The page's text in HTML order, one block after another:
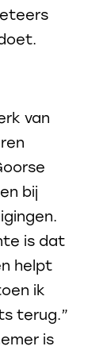
van
bij
is dat
helpt
ik
terug.”
is